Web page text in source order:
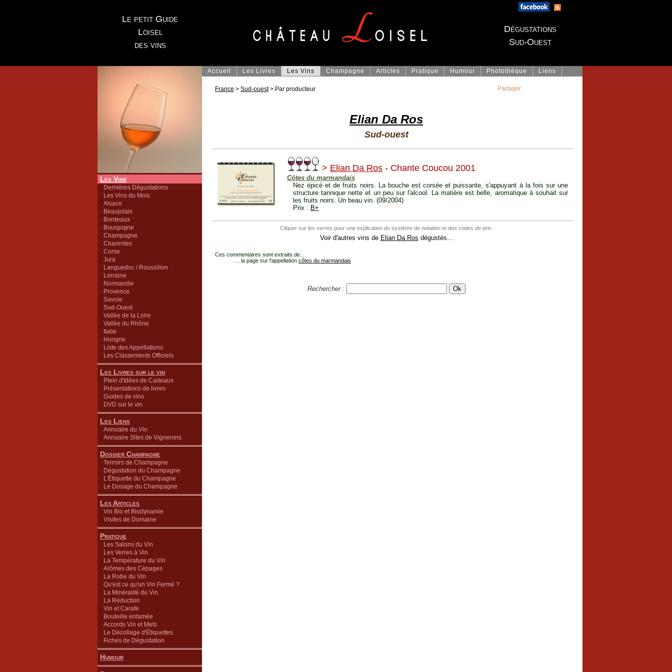
Le petit Guide
Loisel
des vins
Dégustations
Sud-Ouest
Les Vins
Dernières Dégustations
Les Vins du Mois
Alsace
Beaujolais
Bordeaux
Bourgogne
Champagne
Charentes
Corse
Jura
Languedoc / Roussillon
Lorraine
Normandie
Provence
Savoie
Sud-Ouest
Vallée de la Loire
Vallée du Rhône
Italie
Hongrie
Liste des Appellations
Les Classements Officiels
Les Livres sur le vin
Plein d'Idées de Cadeaux
Présentations de livres
Guides de vins
DVD sur le vin
Les Liens
Annuaire du Vin
Annuaire Sites de Vignerons
Dossier Champagne
Terroirs de Champagne
Dégustation du Champagne
L'Étiquette du Champagne
Le Dosage du Champagne
Les Articles
Vin Bio et Biodynamie
Visites de Domaine
Pratique
Les Salons du Vin
Les Verres à Vin
La Température du Vin
Arômes des Cépages
La Robe du Vin
Qu'est ce qu'un Vin Fermé ?
La Minéralité du Vin
La Réduction
Vin et Carafe
Bouteille entamée
Accords Vin et Mets
Le Décollage d'Étiquettes
Fiches de Dégustation
Humour
Accueil Les Livres Les Vins Champagne Articles Pratique Humour Photothèque Liens
France > Sud-ouest> Par producteur
Elian Da Ros
Sud-ouest
> Elian Da Ros - Chante Coucou 2001
Côtes du marmandais
Nez épicé et de fruits noirs. La bouche est corsée et puissante, s'appuyant à la fois sur une
structure tannique nette et un peu sur l'alcool. La matière est belle, aromatique à souhait sur
les fruits noirs. Un beau vin. (09/2004)
Prix : B+
Cliquer sur les verres pour une explication du système de notation et des codes de prix.
Voir d'autres vins de Elian Da Ros dégustés...
Ces commentaires sont extraits de...
... la page sur l'appellation côtes du marmandais
Rechercher :
Partager